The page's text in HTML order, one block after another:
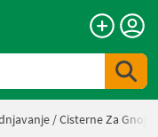
/Cisterne Za